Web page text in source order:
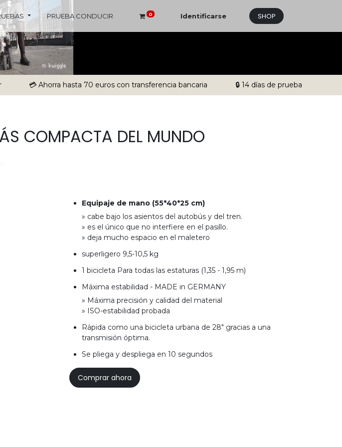
PRUEBA CONDUCIR 0 Identificarse SHOP
💳 Ahorra hasta 70 euros con transferencia bancaria 🔒 14 días de prueba
COMPACTA DEL MUNDO
Equipaje de mano (55*40*25 cm)
» cabe bajo los asientos del autobús y del tren.
» es el único que no interfiere en el pasillo.
» deja mucho espacio en el maletero
superligero 9,5-10,5 kg
1 bicicleta Para todas las estaturas (1,35 - 1,95 m)
Máxima estabilidad - MADE in GERMANY
» Máxima precisión y calidad del material
» ISO-estabilidad probada
Rápida como una bicicleta urbana de 28" gracias a una
transmisión óptima.
Se pliega y despliega en 10 segundos
Comprar ahora